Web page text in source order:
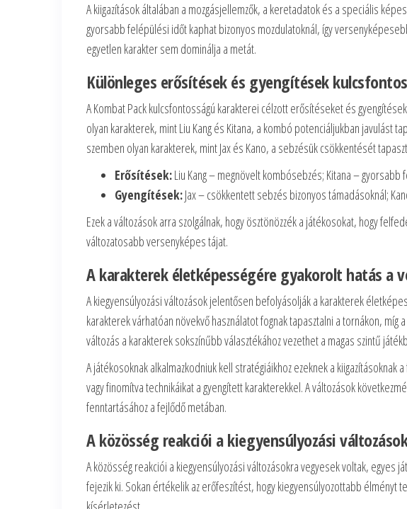
A kiigazítások általában a mozgásjellemzők, a keretadatok és a speciális
gyorsabb felépülési időt kaphat bizonyos mozdulatoknál, így
egyetlen karakter sem dominálja a metát.
Különleges erősítések és gyengítések
A Kombat Pack kulcsfontosságú karakterei célzott erősítéseket és
olyan karakterek, mint Liu Kang és Kitana, a kombó potenciáljukban javulást
szemben olyan karakterek, mint Jax és Kano, a sebzésük csökkentését
Erősítések:Liu Kang – megnövelt kombósebzés; Kitana –
Gyengítések:Jax – csökkentett sebzés bizonyos támadásoknál;
Ezek a változások arra szolgálnak, hogy ösztönözzék a játékosokat, hogy
változatosabb versenyképes tájat.
A karakterek életképességére gyakorolt hatás a
A kiegyensúlyozási változások jelentősen befolyásolják a karakterek
karakterek várhatóan növekvő használatot fognak tapasztalni a tornákon, míg
változás a karakterek sokszínűbb választékához vezethet a magas szintű
A játékosoknak alkalmazkodniuk kell stratégiáikhoz ezeknek a
vagy finomítva technikáikat a gyengített karakterekkel. A változások
fenntartásához a fejlődő metában.
A közösség reakciói a kiegyensúlyozási
A közösség reakciói a kiegyensúlyozási változásokra vegyesek voltak, egyes
fejezik ki. Sokan értékelik az erőfeszítést, hogy kiegyensúlyozottabb élményt